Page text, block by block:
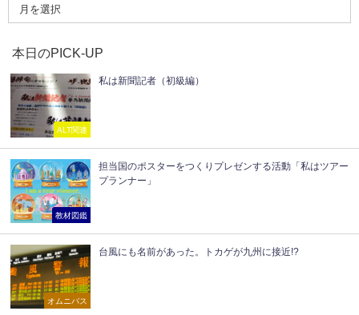
本日のPICK-UP
ALT関連
私は新聞記者（初級編）
教材図鑑
担当国のポスターをつくりプレゼンする活動「私はツアー
プランナー」
オムニバス
台風にも名前があった。トカゲが九州に接近!?